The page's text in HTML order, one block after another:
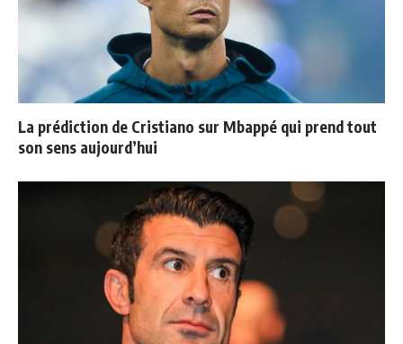
La prédiction de Cristiano sur Mbappé qui prend tout
son sens aujourd’hui